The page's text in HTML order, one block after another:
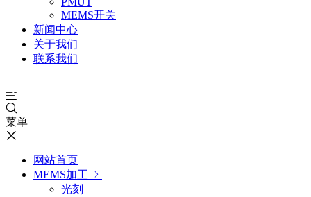
MEMS开关
新闻中心
关于我们
联系我们
菜单
网站首页
MEMS加工
光刻